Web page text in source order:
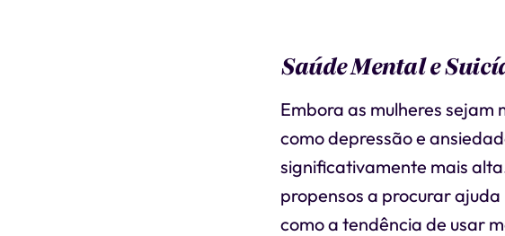
Saúde Mental e
Embora as mulheres
como depressão e
significativamente mais
propensos a procurar
como a tendência de usar